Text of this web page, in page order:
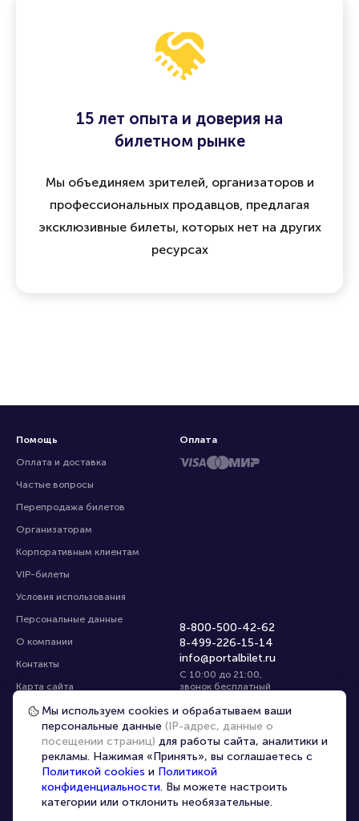
15 лет опыта и доверия на
билетном рынке
Мы объединяем зрителей, организаторов и
профессиональных продавцов, предлагая
эксклюзивные билеты, которых нет на других
ресурсах
Помощь
Оплата и доставка
Частые вопросы
Перепродажа билетов
Организаторам
Корпоративным клиентам
VIP-билеты
Условия использования
Персональные данные
О компании
Контакты
Карта сайта
Управление cookies
8-800-500-42-62
8-499-226-15-14
info@portalbilet.ru
С 10:00 до 21:00,
звонок бесплатный
Все площадки
Оплата
Главная | Екатеринбург
Мы используем cookies и обрабатываем ваши
персональные данные (IP-адрес, данные о
посещении страниц) для работы сайта, аналитики и
рекламы. Нажимая «Принять», вы соглашаетесь с
Политикой cookies и Политикой
конфиденциальности. Вы можете настроить
категории или отклонить необязательные.